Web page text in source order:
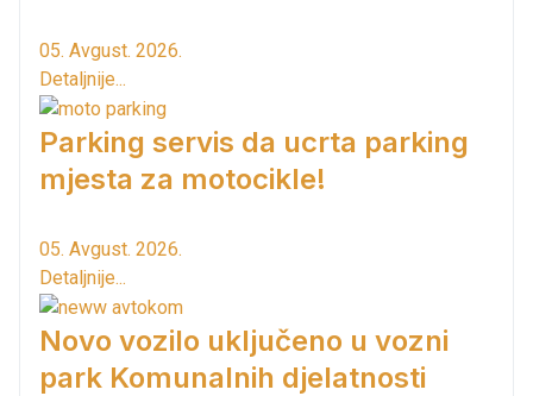
05. Avgust. 2026.
Detaljnije...
Parking servis da ucrta parking
mjesta za motocikle!
05. Avgust. 2026.
Detaljnije...
Novo vozilo uključeno u vozni
park Komunalnih djelatnosti